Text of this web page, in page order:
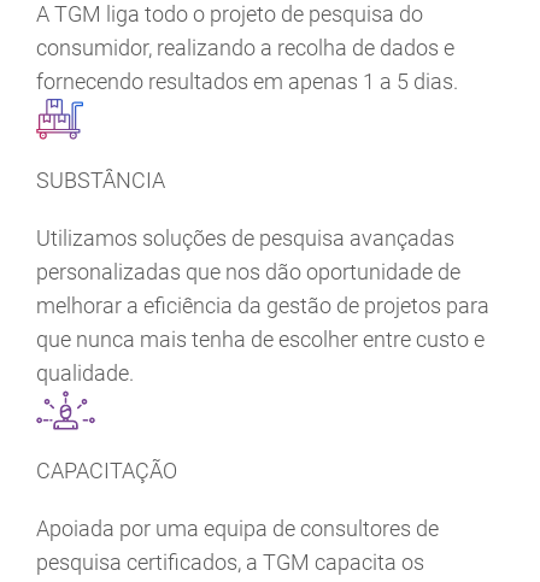
A TGM liga todo o projeto de pesquisa do
consumidor, realizando a recolha de dados e
fornecendo resultados em apenas 1 a 5 dias.
SUBSTÂNCIA
Utilizamos soluções de pesquisa avançadas
personalizadas que nos dão oportunidade de
melhorar a eficiência da gestão de projetos para
que nunca mais tenha de escolher entre custo e
qualidade.
CAPACITAÇÃO
Apoiada por uma equipa de consultores de
pesquisa certificados, a TGM capacita os